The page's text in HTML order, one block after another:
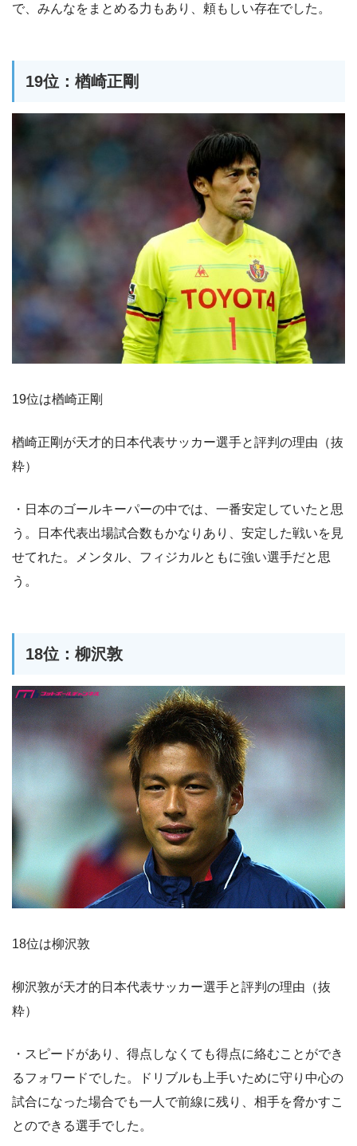
で、みんなをまとめる力もあり、頼もしい存在でした。
19位：楢崎正剛
19位は楢崎正剛
楢崎正剛が天才的日本代表サッカー選手と評判の理由（抜
粋）
・日本のゴールキーパーの中では、一番安定していたと思
う。日本代表出場試合数もかなりあり、安定した戦いを見
せてれた。メンタル、フィジカルともに強い選手だと思
う。
18位：柳沢敦
18位は柳沢敦
柳沢敦が天才的日本代表サッカー選手と評判の理由（抜
粋）
・スピードがあり、得点しなくても得点に絡むことができ
るフォワードでした。ドリブルも上手いために守り中心の
試合になった場合でも一人で前線に残り、相手を脅かすこ
とのできる選手でした。